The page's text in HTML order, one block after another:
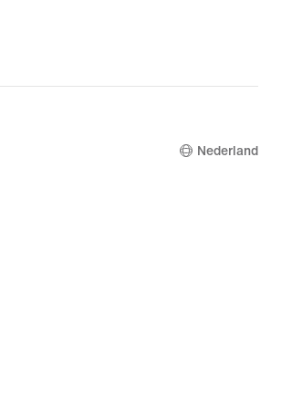
Nederland